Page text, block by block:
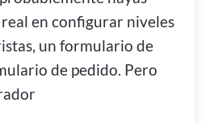
en configurar niveles
un formulario de
de pedido. Pero